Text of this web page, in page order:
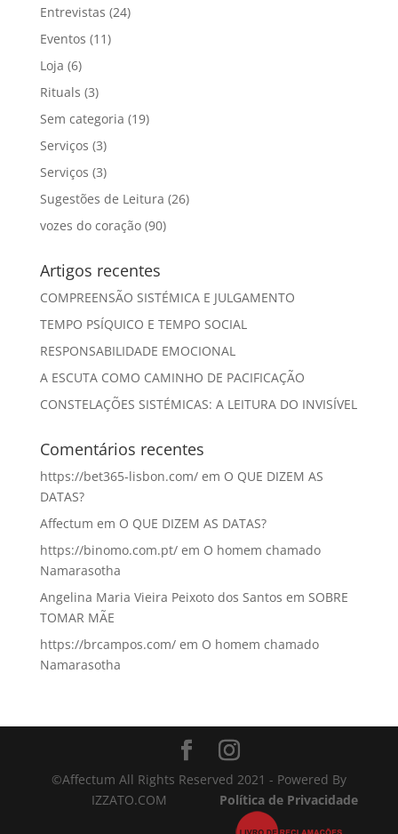
Entrevistas (24)
Eventos (11)
Loja (6)
Rituals (3)
Sem categoria (19)
Serviços (3)
Serviços (3)
Sugestões de Leitura (26)
vozes do coração(90)
Artigos recentes
COMPREENSÃO SISTÉMICA E JULGAMENTO
TEMPO PSÍQUICO E TEMPO SOCIAL
RESPONSABILIDADE EMOCIONAL
A ESCUTA COMO CAMINHO DE PACIFICAÇÃO
CONSTELAÇÕES SISTÉMICAS: A LEITURA DO INVISÍVEL
Comentários recentes
https://bet365-lisbon.com/em O QUE DIZEM AS
DATAS?
Affectum em O QUE DIZEM AS DATAS?
https://binomo.com.pt/em O homem chamado
Namarasotha
Angelina Maria Vieira Peixoto dos Santos em SOBRE
TOMAR MÃE
https://brcampos.com/em O homem chamado
Namarasotha
©Affectum All Rights Reserved 2021 - Powered By
IZZATO.COM
Política de Privacidade